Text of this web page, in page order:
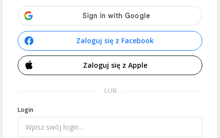
Zaloguj się z Facebook
Zaloguj się z Apple
LUB
Login